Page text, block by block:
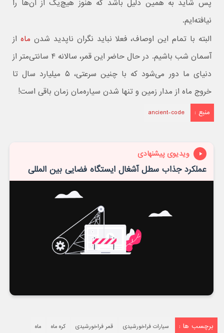
پس شاید به همین دلیل باشد که هنوز هیچ‌یک از آن‌ها را
نیافته‌ایم.
البته با تمام این اوصاف، فعلا نباید نگران ناپدید شدن ماهاز
آسمان شب باشیم. در حال حاضر این قمر، سالانه ۴ سانتی‌متر از
دنیای ما دور می‌شود که با چنین سرعتی، ۵ میلیارد سال تا
خروج ماه از مدار زمین و تنها شدن سیاره‌مان زمان باقی است!
منبع : ancient-code
ویدیوی پیشنهادی
عملکرد جذاب سطل آشغال ایستگاه فضایی بین المللی
برچسب ها : سیارات فراخورشیدی قمر فراخورشیدی کره ماه ماه